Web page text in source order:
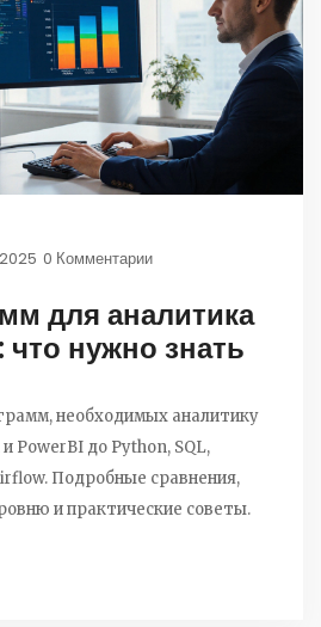
0 Комментарии
для аналитика
что нужно знать
необходимых аналитику
PowerBI до Python, SQL,
Подробные сравнения,
и практические советы.